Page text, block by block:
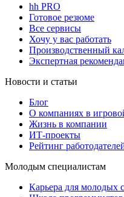
hh PRO
Готовое резюме
Все сервисы
Хочу у вас работать
Производственный
Экспертная
Новости и статьи
Блог
О компаниях в
Жизнь в компании
ИТ-проекты
Рейтинг
Молодым специалистам
Карьера для молодых